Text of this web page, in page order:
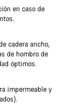
en caso de
cadera ancho,
de hombro de
óptimos.
impermeable y